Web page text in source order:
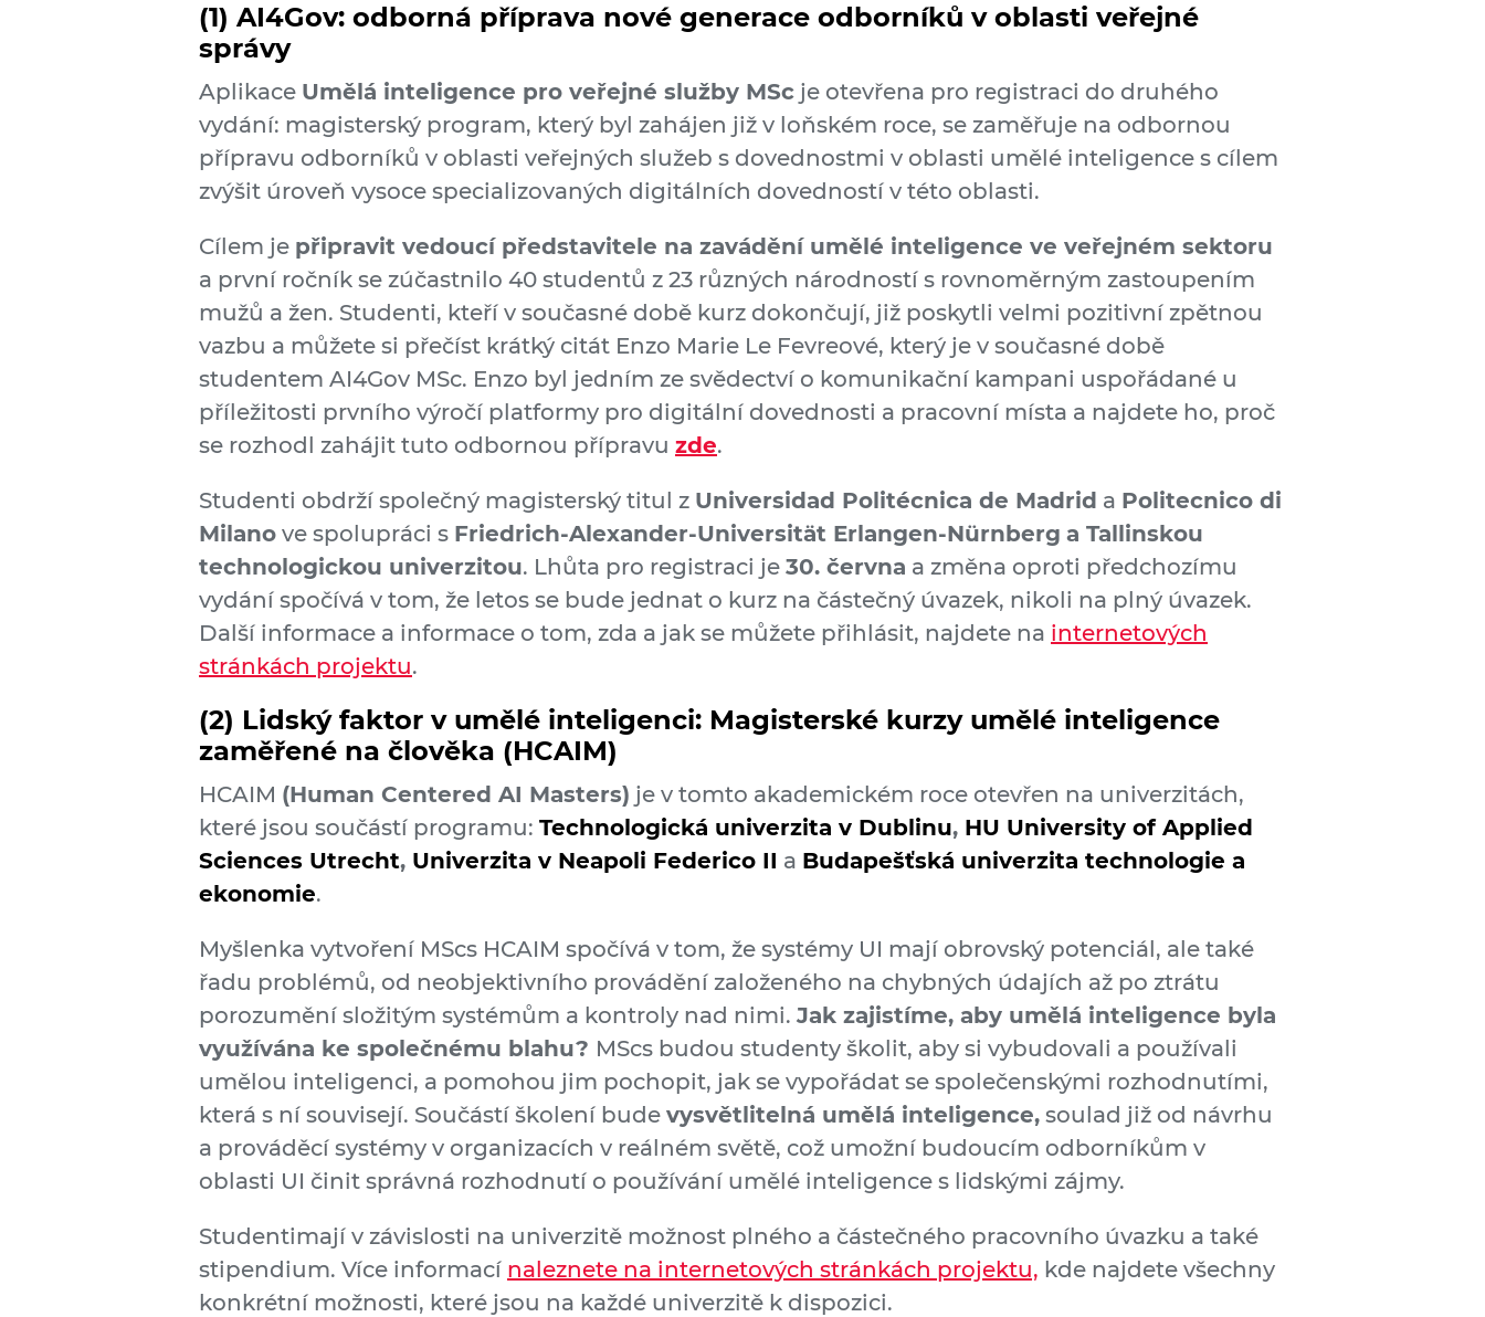
(1) AI4Gov: odborná příprava nové generace odborníků v oblasti veřejné
správy
Aplikace Umělá inteligence pro veřejné služby MSc je otevřena pro registraci do druhého
vydání: magisterský program, který byl zahájen již v loňském roce, se zaměřuje na odbornou
přípravu odborníků v oblasti veřejných služeb s dovednostmi v oblasti umělé inteligence s cílem
zvýšit úroveň vysoce specializovaných digitálních dovedností v této oblasti.
Cílem je připravit vedoucí představitele na zavádění umělé inteligence ve veřejném sektoru
a první ročník se zúčastnilo 40 studentů z 23 různých národností s rovnoměrným zastoupením
mužů a žen. Studenti, kteří v současné době kurz dokončují, již poskytli velmi pozitivní zpětnou
vazbu a můžete si přečíst krátký citát Enzo Marie Le Fevreové, který je v současné době
studentem AI4Gov MSc. Enzo byl jedním ze svědectví o komunikační kampani uspořádané u
příležitosti prvního výročí platformy pro digitální dovednosti a pracovní místa a najdete ho, proč
se rozhodl zahájit tuto odbornou přípravu zde.
Studenti obdrží společný magisterský titul z Universidad Politécnica de Madrid a Politecnico di
Milano ve spolupráci s Friedrich-Alexander-Universität Erlangen-Nürnberg a Tallinskou
technologickou univerzitou. Lhůta pro registraci je 30. června a změna oproti předchozímu
vydání spočívá v tom, že letos se bude jednat o kurz na částečný úvazek, nikoli na plný úvazek.
Další informace a informace o tom, zda a jak se můžete přihlásit, najdete na internetových
stránkách projektu.
(2) Lidský faktor v umělé inteligenci: Magisterské kurzy umělé inteligence
zaměřené na člověka (HCAIM)
HCAIM (Human Centered AI Masters) je v tomto akademickém roce otevřen na univerzitách,
které jsou součástí programu: Technologická univerzita v Dublinu, HU University of Applied
Sciences Utrecht, Univerzita v Neapoli Federico II a Budapešťská univerzita technologie a
ekonomie.
Myšlenka vytvoření MScs HCAIM spočívá v tom, že systémy UI mají obrovský potenciál, ale také
řadu problémů, od neobjektivního provádění založeného na chybných údajích až po ztrátu
porozumění složitým systémům a kontroly nad nimi. Jak zajistíme, aby umělá inteligence byla
využívána ke společnému blahu? MScs budou studenty školit, aby si vybudovali a používali
umělou inteligenci, a pomohou jim pochopit, jak se vypořádat se společenskými rozhodnutími,
která s ní souvisejí. Součástí školení bude vysvětlitelná umělá inteligence, soulad již od návrhu
a prováděcí systémy v organizacích v reálném světě, což umožní budoucím odborníkům v
oblasti UI činit správná rozhodnutí o používání umělé inteligence s lidskými zájmy.
Studentimají v závislosti na univerzitě možnost plného a částečného pracovního úvazku a také
stipendium. Více informací naleznete na internetových stránkách projektu, kde najdete všechny
konkrétní možnosti, které jsou na každé univerzitě k dispozici.